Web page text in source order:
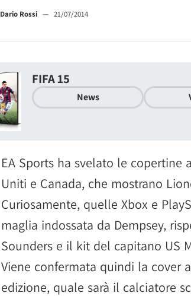
Dario Rossi — 21/07/2014
FIFA 15
News
EA Sports ha svelato le copertine
Uniti e Canada, che mostrano
Curiosamente, quelle Xbox e
maglia indossata da Dempsey,
Sounders e il kit del capitano US
Viene confermata quindi la cover
edizione, quale sarà il calciatore